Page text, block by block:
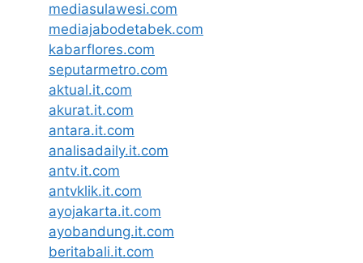
mediasulawesi.com
mediajabodetabek.com
kabarflores.com
seputarmetro.com
aktual.it.com
akurat.it.com
antara.it.com
analisadaily.it.com
antv.it.com
antvklik.it.com
ayojakarta.it.com
ayobandung.it.com
beritabali.it.com